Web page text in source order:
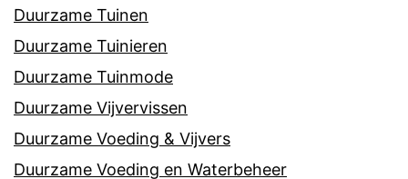
Duurzame Tuinen
Duurzame Tuinieren
Duurzame Tuinmode
Duurzame Vijvervissen
Duurzame Voeding & Vijvers
Duurzame Voeding en Waterbeheer